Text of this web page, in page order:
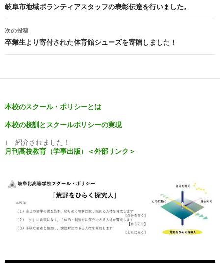
稿
ナ
ビ
ゲ
ー
ョ
ン
岐阜市地域ボランティアスタッフの表彰伝達を行いました。
次の投稿
卒業生より寄付された体育館シューズを寄贈しました！
本校のスクール・ポリシーとは
本校の校訓とスクールポリシーの実現
↓ 紹介されました！
月刊高校教育（学事出版）＜外部リンク＞